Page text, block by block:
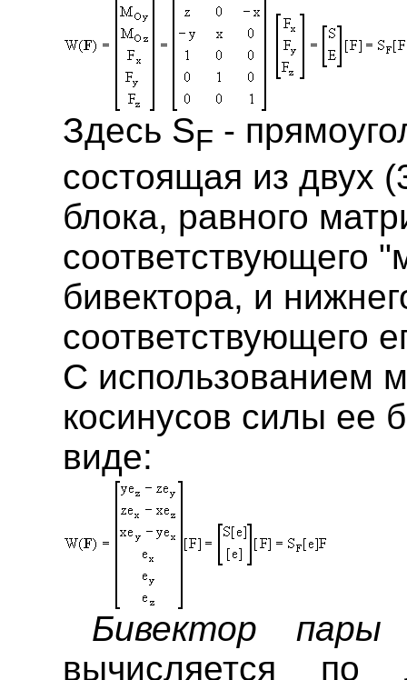
Здесь SF -
состоящая из двух
блока, равного
соответствующего
бивектора, и
соответствующего
С использованием
косинусов силы ее
виде:
Бивектор
вычисляется